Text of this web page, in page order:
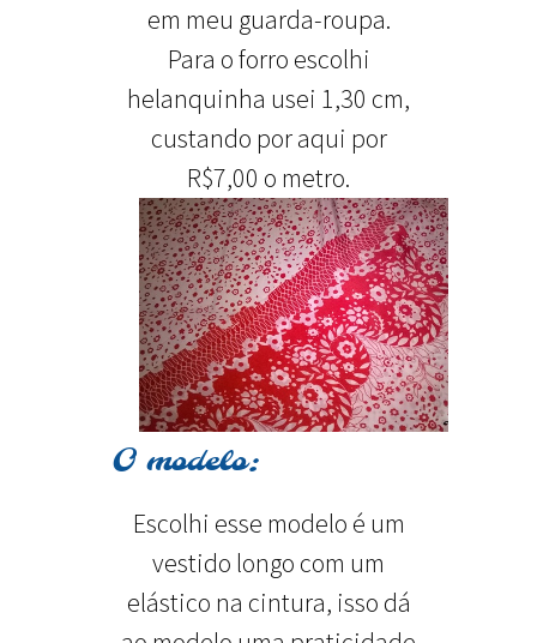
em meu guarda-roupa.
Para o forro escolhi
helanquinha usei 1,30 cm,
custando por aqui por
R$7,00 o metro.
O modelo:
Escolhi esse modelo é um
vestido longo com um
elástico na cintura, isso dá